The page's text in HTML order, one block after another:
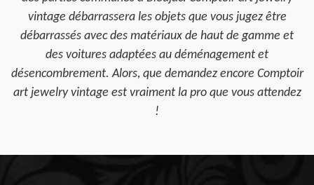
vintage débarrassera les objets que vous jugez être
débarrassés avec des matériaux de haut de gamme et
des voitures adaptées au déménagement et
désencombrement. Alors, que demandez encore Comptoir
art jewelry vintage est vraiment la pro que vous attendez
!